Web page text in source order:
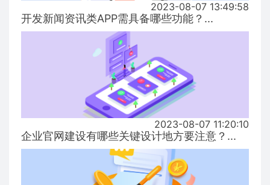
2023-08-07 13:49:58
开发新闻资讯类APP需具备哪些功能？...
2023-08-07 11:20:10
企业官网建设有哪些关键设计地方要注意？...